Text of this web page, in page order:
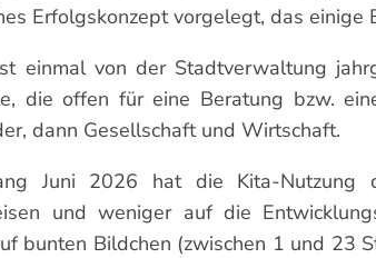
Erfolgskonzept vorgelegt, das einige
einmal von der Stadtverwaltung
die offen für eine Beratung bzw.
dann Gesellschaft und Wirtschaft.
Juni 2026 hat die Kita-
und weniger auf die
bunten Bildchen (zwischen 1 und 23